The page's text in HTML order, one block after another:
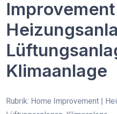
Improvement |
Klimaanlage
Rubrik: Home Improvement |